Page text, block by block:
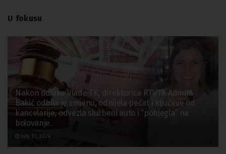
U fokusu
Nakon odluke Vlade TK, direktorica RTVTK Admira
Bakić odbila je smjenu, odnijela pečat i ključeve od
kancelarije, odvezla službeni auto i “pobjegla” na
bolovanje.
July 10, 2024